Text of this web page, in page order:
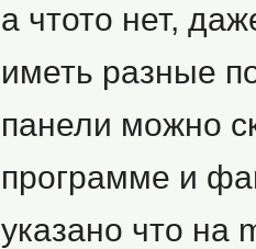
а чтото нет,
иметь разные
панели можно
программе и
указано что на